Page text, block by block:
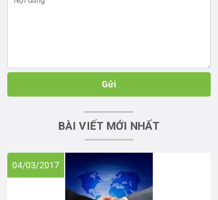
Gửi
BÀI VIẾT MỚI NHẤT
04/03/2017